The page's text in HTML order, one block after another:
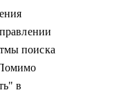
поиска
в